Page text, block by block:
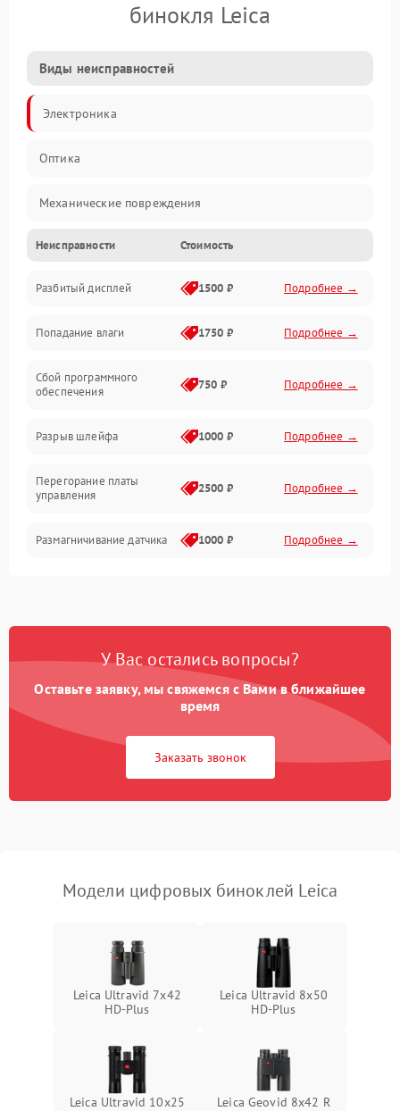
бинокля Leica
Виды неисправностей
Электроника
Оптика
Механические повреждения
Видео
Механика
Управление
Электропитание
Неисправности Стоимость
Разбитый дисплей 1500 ₽ Подробнее →
Попадание влаги 1750 ₽ Подробнее →
Сбой программного
обеспечения
750 ₽ Подробнее →
Разрыв шлейфа 1000 ₽ Подробнее →
Перегорание платы
управления
2500 ₽ Подробнее →
Размагничивание датчика 1000 ₽ Подробнее →
цветов дисплея
Подробнее →
коркое время
1000 ₽ Подробнее →
1500 ₽ Подробнее →
У Вас остались вопросы?
Оставьте заявку, мы свяжемся с Вами в ближайшее
время
Заказать звонок
Модели цифровых биноклей Leica
Leica Ultravid 7x42
HD-Plus
Leica Ultravid 8x50
HD-Plus
Leica Ultravid 10x25 Leica Geovid 8x42 R